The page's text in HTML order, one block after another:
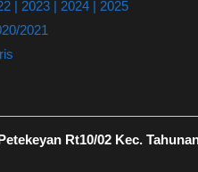
| 2023 | 2024 | 2025
2021
Rt10/02 Kec.